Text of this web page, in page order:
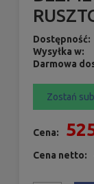
Dostępność:
Wysyłka w:
Darmowa
Zostań
Cena:
Cena netto: